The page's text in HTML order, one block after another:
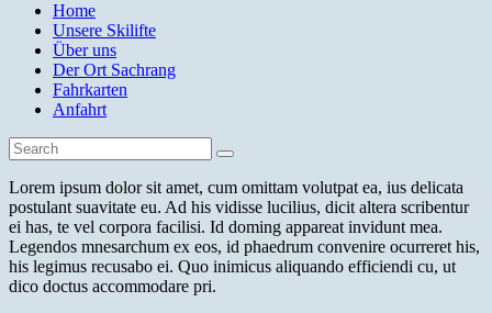
Home
Unsere Skilifte
Über uns
Der Ort Sachrang
Fahrkarten
Anfahrt
Lorem ipsum dolor sit amet, cum omittam volutpat ea, ius delicata
postulant suavitate eu. Ad his vidisse lucilius, dicit altera scribentur
ei has, te vel corpora facilisi. Id doming appareat invidunt mea.
Legendos mnesarchum ex eos, id phaedrum convenire ocurreret his,
his legimus recusabo ei. Quo inimicus aliquando efficiendi cu, ut
dico doctus accommodare pri.